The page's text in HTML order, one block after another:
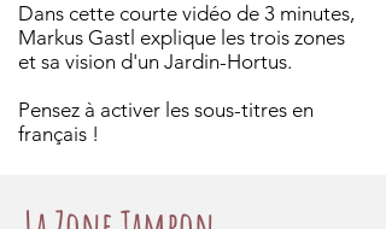
Dans cette courte vidéo de 3 minutes,
Markus Gastl explique les trois zones
et sa vision d'un Jardin-Hortus.
Pensez à activer les sous-titres en
français !